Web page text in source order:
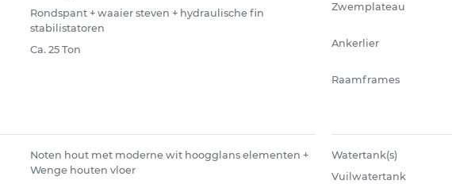
Rondspant + waaier steven + hydraulische fin
stabilistatoren
Ca. 25 Ton
Zwemplateau
Ankerlier
Raamframes
Noten hout met moderne wit hoogglans elementen +
Wenge houten vloer
Watertank(s)
Vuilwatertank